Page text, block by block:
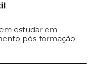
estudar em
pós-formação.